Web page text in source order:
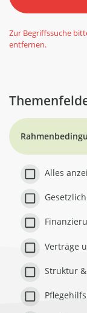
Zur Begriffssuche
entfernen.
Alles
Verträge
Struktur